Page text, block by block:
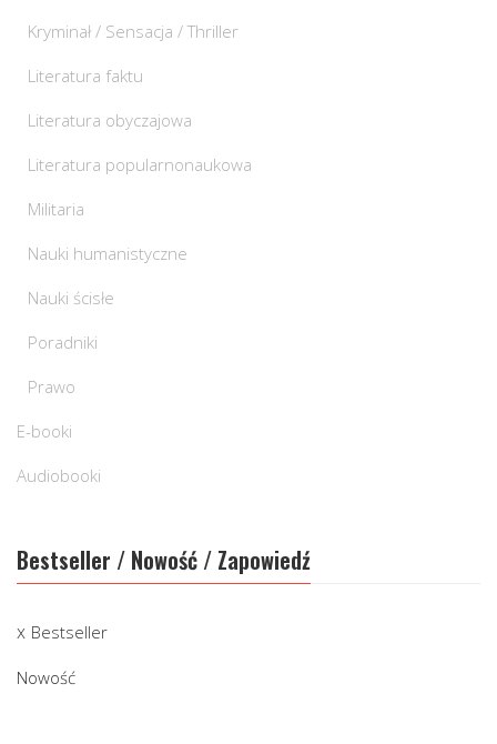
Kryminał / Sensacja / Thriller
Literatura faktu
Literatura obyczajowa
Literatura popularnonaukowa
Militaria
Nauki humanistyczne
Nauki ścisłe
Poradniki
Prawo
E-booki
Audiobooki
Bestseller / Nowość / Zapowiedź
Bestseller
Nowość